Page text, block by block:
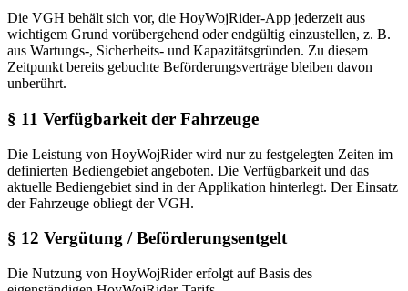
Die VGH behält sich vor, die HoyWojRider-App jederzeit aus
wichtigem Grund vorübergehend oder endgültig einzustellen, z. B.
aus Wartungs-, Sicherheits- und Kapazitätsgründen. Zu diesem
Zeitpunkt bereits gebuchte Beförderungsverträge bleiben davon
unberührt.
§ 11 Verfügbarkeit der Fahrzeuge
Die Leistung von HoyWojRider wird nur zu festgelegten Zeiten im
definierten Bediengebiet angeboten. Die Verfügbarkeit und das
aktuelle Bediengebiet sind in der Applikation hinterlegt. Der Einsatz
der Fahrzeuge obliegt der VGH.
§ 12 Vergütung / Beförderungsentgelt
Die Nutzung von HoyWojRider erfolgt auf Basis des